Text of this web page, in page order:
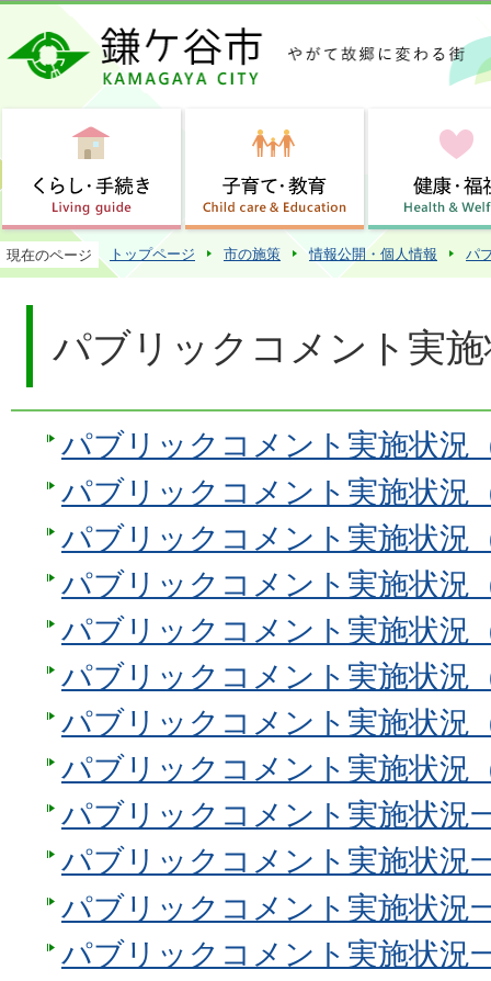
この
現在のページ トップページ 市の施策 情報公開・個人情報 パ
パブリックコメント実
パブリックコメント実施状況
パブリックコメント実施状況
パブリックコメント実施状況
パブリックコメント実施状況
パブリックコメント実施状況
パブリックコメント実施状況
パブリックコメント実施状況
パブリックコメント実施状況
パブリックコメント実施状況
パブリックコメント実施状況
パブリックコメント実施状況
パブリックコメント実施状況